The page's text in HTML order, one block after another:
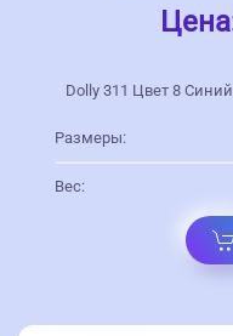
Dolly 311 Цвет 8
Размеры:
Вес: